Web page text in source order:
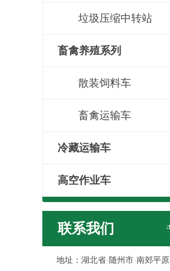
垃圾压缩中转站
畜禽养殖系列
散装饲料车
畜禽运输车
冷藏运输车
高空作业车
联系我们
地址：湖北省·随州市·南郊平原